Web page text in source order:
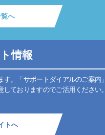
へ
情報
。「サポートダイアルのご案内」
しておりますのでご活用ください。
トへ